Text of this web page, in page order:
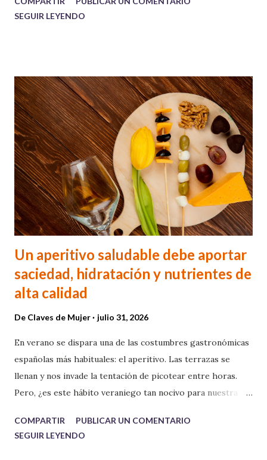
luz natural con acabados que potencian los rasgos del
SEGUIR LEYENDO
Un aperitivo saludable debe aportar
saciedad, hidratación y nutrientes de
alta calidad
De Claves de Mujer julio 31, 2026
En verano se dispara una de las costumbres gastronómicas
españolas más habituales: el aperitivo. Las terrazas se
llenan y nos invade la tentación de picotear entre horas.
Pero, ¿es este hábito veraniego tan nocivo para nuestra
Leo Cerrud desmonta esta creencia: "El problema no es el
COMPARTIR
PUBLICAR UN COMENTARIO
SEGUIR LEYENDO